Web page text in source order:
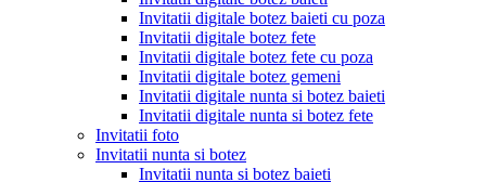
Invitatii digitale botez baieti cu poza
Invitatii digitale botez fete
Invitatii digitale botez fete cu poza
Invitatii digitale botez gemeni
Invitatii digitale nunta si botez baieti
Invitatii digitale nunta si botez fete
Invitatii foto
Invitatii nunta si botez
Invitatii nunta si botez baieti